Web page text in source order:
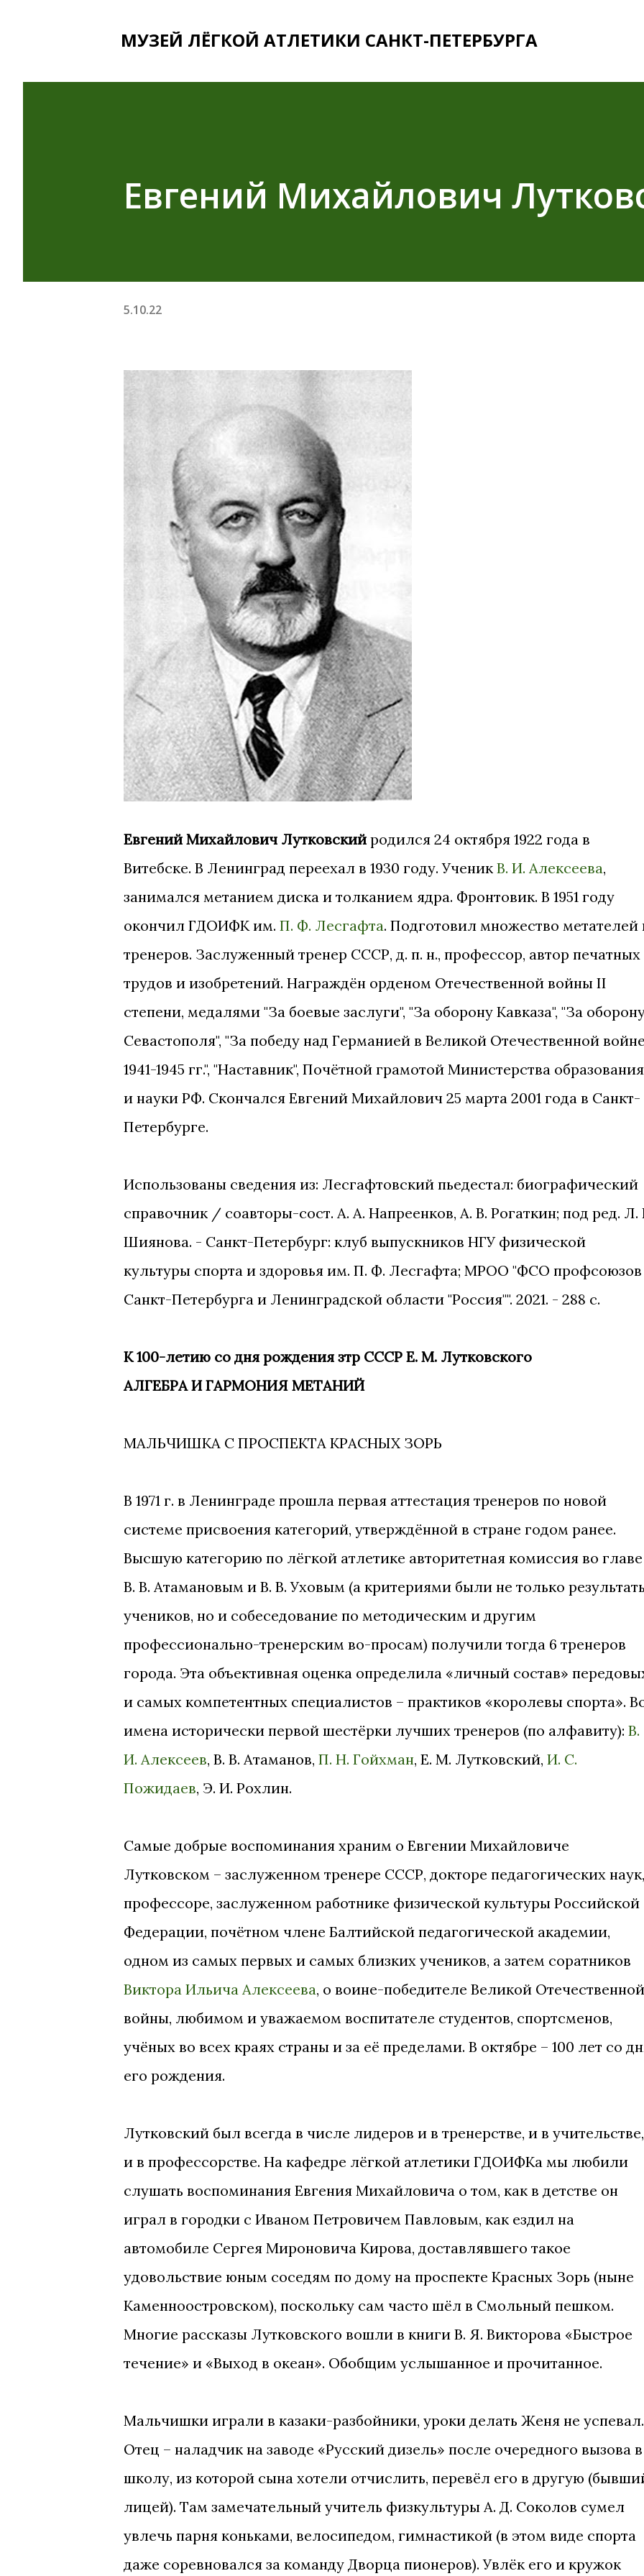
МУЗЕЙ ЛЁГКОЙ АТЛЕТИКИ САНКТ-ПЕТЕРБУРГА
Евгений Михайлович
5.10.22
Евгений Михайлович Лутковский родился 24 октября 1922 года в
Витебске. В Ленинград переехал в 1930 году. Ученик В. И. Алексеева,
занимался метанием диска и толканием ядра. Фронтовик. В 1951 году
окончил ГДОИФК им. П. Ф. Лесгафта. Подготовил множество метателей
тренеров. Заслуженный тренер СССР, д. п. н., профессор, автор печатных
трудов и изобретений. Награждён орденом Отечественной войны II
степени, медалями "За боевые заслуги", "За оборону Кавказа", "За
Севастополя", "За победу над Германией в Великой Отечественной
1941-1945 гг.", "Наставник", Почётной грамотой Министерства образования
и науки РФ. Скончался Евгений Михайлович 25 марта 2001 года в Санкт-
Петербурге.
Использованы сведения из: Лесгафтовский пьедестал: биографический
справочник / соавторы-сост. А. А. Напреенков, А. В. Рогаткин; под ред. Л.
Шиянова. - Санкт-Петербург: клуб выпускников НГУ физической
культуры спорта и здоровья им. П. Ф. Лесгафта; МРОО "ФСО профсоюзов
Санкт-Петербурга и Ленинградской области "Россия"". 2021. - 288 с.
К 100-летию со дня рождения зтр СССР Е. М. Лутковского
АЛГЕБРА И ГАРМОНИЯ МЕТАНИЙ
МАЛЬЧИШКА С ПРОСПЕКТА КРАСНЫХ ЗОРЬ
В 1971 г. в Ленинграде прошла первая аттестация тренеров по новой
системе присвоения категорий, утверждённой в стране годом ранее.
Высшую категорию по лёгкой атлетике авторитетная комиссия во
В. В. Атамановым и В. В. Уховым (а критериями были не только
учеников, но и собеседование по методическим и другим
профессионально-тренерским во-просам) получили тогда 6 тренеров
города. Эта объективная оценка определила «личный состав»
и самых компетентных специалистов – практиков «королевы спорта».
имена исторически первой шестёрки лучших тренеров (по алфавиту): В.
И. Алексеев, В. В. Атаманов, П. Н. Гойхман, Е. М. Лутковский, И. С.
Пожидаев, Э. И. Рохлин.
Самые добрые воспоминания храним о Евгении Михайловиче
Лутковском – заслуженном тренере СССР, докторе педагогических наук,
профессоре, заслуженном работнике физической культуры Российской
Федерации, почётном члене Балтийской педагогической академии,
одном из самых первых и самых близких учеников, а затем соратников
Виктора Ильича Алексеева, о воине-победителе Великой Отечественной
войны, любимом и уважаемом воспитателе студентов, спортсменов,
учёных во всех краях страны и за её пределами. В октябре – 100 лет со
его рождения.
Лутковский был всегда в числе лидеров и в тренерстве, и в учительстве,
и в профессорстве. На кафедре лёгкой атлетики ГДОИФКа мы любили
слушать воспоминания Евгения Михайловича о том, как в детстве он
играл в городки с Иваном Петровичем Павловым, как ездил на
автомобиле Сергея Мироновича Кирова, доставлявшего такое
удовольствие юным соседям по дому на проспекте Красных Зорь (ныне
Каменноостровском), поскольку сам часто шёл в Смольный пешком.
Многие рассказы Лутковского вошли в книги В. Я. Викторова «Быстрое
течение» и «Выход в океан». Обобщим услышанное и прочитанное.
Мальчишки играли в казаки-разбойники, уроки делать Женя не успевал.
Отец – наладчик на заводе «Русский дизель» после очередного вызова в
школу, из которой сына хотели отчислить, перевёл его в другую
лицей). Там замечательный учитель физкультуры А. Д. Соколов сумел
увлечь парня коньками, велосипедом, гимнастикой (в этом виде спорта
даже соревновался за команду Дворца пионеров). Увлёк его и кружок